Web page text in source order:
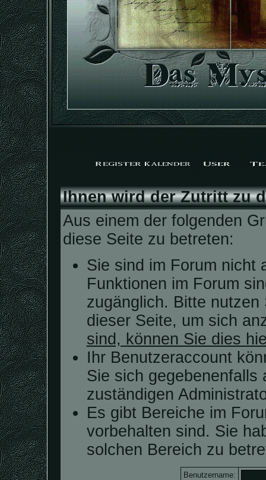
Ihnen wird der Zutritt zu
Aus einem der folgenden
diese Seite zu betreten:
Sie sind im Forum nicht
Funktionen im Forum
zugänglich. Bitte
dieser Seite, um sich
sind, können Sie dies
Ihr Benutzeraccount
Sie sich gegebenenfalls
zuständigen
Es gibt Bereiche im
vorbehalten sind. Sie
solchen Bereich zu
Benutzername: